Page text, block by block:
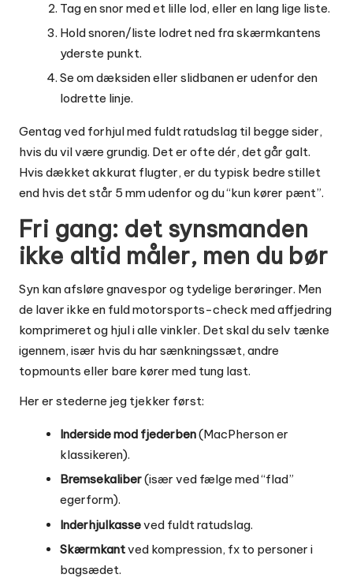
Tag en snor med et lille lod, eller en lang lige liste.
Hold snoren/liste lodret ned fra skærmkantens
yderste punkt.
Se om dæksiden eller slidbanen er udenfor den
lodrette linje.
Gentag ved forhjul med fuldt ratudslag til begge sider,
hvis du vil være grundig. Det er ofte dér, det går galt.
Hvis dækket akkurat flugter, er du typisk bedre stillet
end hvis det står 5 mm udenfor og du “kun kører pænt”.
Fri gang: det synsmanden
ikke altid måler, men du bør
Syn kan afsløre gnavespor og tydelige berøringer. Men
de laver ikke en fuld motorsports-check med affjedring
komprimeret og hjul i alle vinkler. Det skal du selv tænke
igennem, især hvis du har sænkningssæt, andre
topmounts eller bare kører med tung last.
Her er stederne jeg tjekker først:
Inderside mod fjederben(MacPherson er
klassikeren).
Bremsekaliber(især ved fælge med “flad”
egerform).
Inderhjulkasseved fuldt ratudslag.
Skærmkantved kompression, fx to personer i
bagsædet.